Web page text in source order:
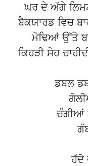
ਘਰ ਦੇ ਅੱਗੇ
ਬੈਕਯਾਰਡ ਵਿਚ
ਮੋਢਿਆਂ ਉੱਤੇ
ਕਿਹੜੀ ਸੇਹ
ਡਬਲ
ਚੰਗੀਆਂ
ਹੱਦੋ